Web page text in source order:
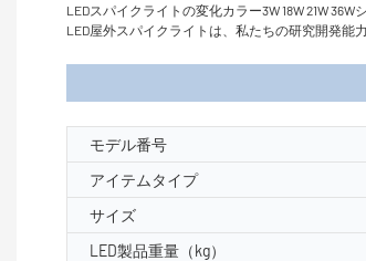
LEDスパイクライトの変化カラー3W 18W 21W
LED屋外スパイクライトは、私たちの研究開発能
製品パ
モデル番号
アイテムタイプ
サイズ
LED製品重量（kg）